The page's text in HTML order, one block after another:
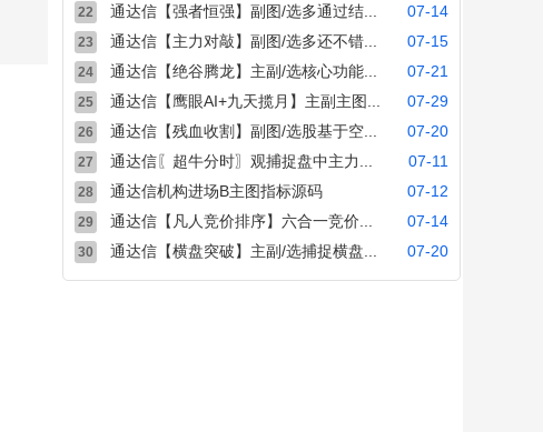
22 通达信【强者恒强】副图/选多通过结... 07-14
23 通达信【主力对敲】副图/选多还不错... 07-15
24 通达信【绝谷腾龙】主副/选核心功能... 07-21
25 通达信【鹰眼AI+九天揽月】主副主图... 07-29
26 通达信【残血收割】副图/选股基于空... 07-20
27 通达信〖超牛分时〗观捕捉盘中主力... 07-11
28 通达信机构进场B主图指标源码 07-12
29 通达信【凡人竞价排序】六合一竞价... 07-14
30 通达信【横盘突破】主副/选捕捉横盘... 07-20